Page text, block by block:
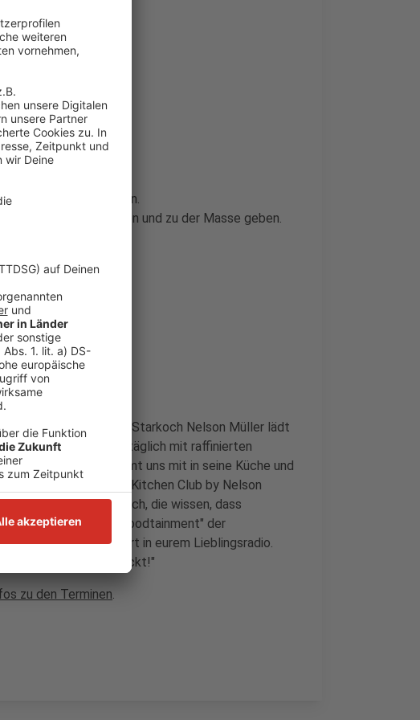
und das Ei untermixen.
Würfel schneiden und zu der Masse geben.
die Küche im Radio. Starkoch Nelson Müller lädt
versorgt er uns täglich mit raffinierten
lassen. Nelson nimmt uns mit in seine Küche und
Profikochs ein. Der Kitchen Club by Nelson
Für alle von euch, die wissen, dass
fürs Auto. Das ist "Foodtainment" der
genießen kann. Serviert in eurem Lieblingsradio.
nix, wenn's schmeckt!"
zu den Terminen.